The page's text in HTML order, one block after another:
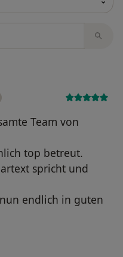
Team von
top betreut.
spricht und
endlich in guten